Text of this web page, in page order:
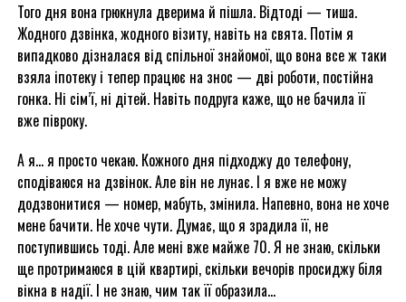
Того дня вона грюкнула дверима й пішла. Відтоді — тиша.
Жодного дзвінка, жодного візиту, навіть на свята. Потім я
випадково дізналася від спільної знайомої, що вона все ж таки
взяла іпотеку і тепер працює на знос — дві роботи, постійна
гонка. Ні сім’ї, ні дітей. Навіть подруга каже, що не бачила її
вже півроку.
А я… я просто чекаю. Кожного дня підходжу до телефону,
сподіваюся на дзвінок. Але він не лунає. І я вже не можу
додзвонитися — номер, мабуть, змінила. Напевно, вона не хоче
мене бачити. Не хоче чути. Думає, що я зрадила її, не
поступившись тоді. Але мені вже майже 70. Я не знаю, скільки
ще протримаюся в цій квартирі, скільки вечорів просиджу біля
вікна в надії. І не знаю, чим так її образила…